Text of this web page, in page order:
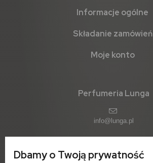
Informacje ogólne
Składanie zamówień
Moje konto
Perfumeria Lunga
info@lunga.pl
Dbamy o Twoją prywatność